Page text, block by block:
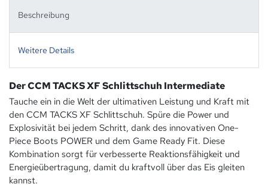
Beschreibung
Weitere Details
Der CCM TACKS XF Schlittschuh Intermediate
Tauche ein in die Welt der ultimativen Leistung und Kraft mit
den CCM TACKS XF Schlittschuh. Spüre die Power und
Explosivität bei jedem Schritt, dank des innovativen One-
Piece Boots POWER und dem Game Ready Fit. Diese
Kombination sorgt für verbesserte Reaktionsfähigkeit und
Energieübertragung, damit du kraftvoll über das Eis gleiten
kannst.